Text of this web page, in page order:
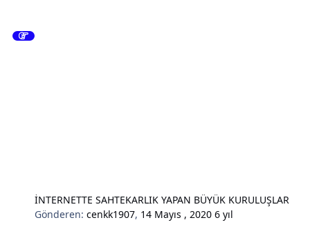
İNTERNETTE SAHTEKARLIK YAPAN BÜYÜK KURULUŞLAR
Gönderen:cenkk1907, 14 Mayıs , 20206 yıl